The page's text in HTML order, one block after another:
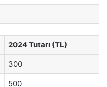
2024 Tutarı (TL)
300
500